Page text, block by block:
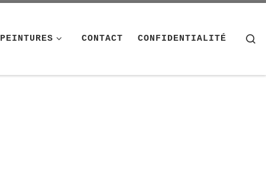
PEINTURES CONTACT CONFIDENTIALITÉ